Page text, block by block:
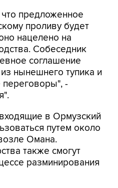
предложенное
проливу будет
нацелено на
Собеседник
соглашение
нынешнего тупика и
переговоры", -
в Ормузский
путем около
Омана.
также смогут
разминирования